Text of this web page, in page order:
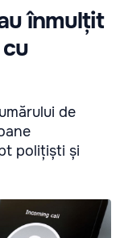
înmulțit
de
polițiști și